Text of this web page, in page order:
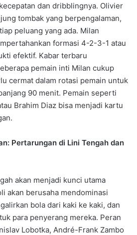
dan dribblingnya. Olivier
tombak yang berpengalaman,
peluang yang ada. Milan
formasi 4-2-3-1 atau
efektif. Kabar terbaru
pemain inti Milan cukup
cermat dalam rotasi pemain untuk
90 menit. Pemain seperti
Brahim Diaz bisa menjadi kartu
Pertarungan di Lini Tengah dan
akan menjadi kunci utama
akan berusaha mendominasi
bola dari kaki ke kaki, dan
para penyerang mereka. Peran
Lobotka, André-Frank Zambo